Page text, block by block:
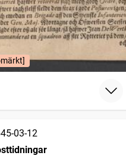
03-12